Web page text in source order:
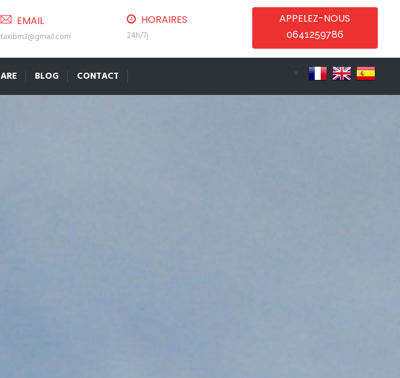
EMAIL
taxibm3@gmail.com
HORAIRES
24h/7j
APPELEZ-NOUS
0641259786
BLOG CONTACT